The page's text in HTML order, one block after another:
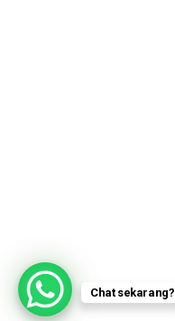
Chat sekarang?